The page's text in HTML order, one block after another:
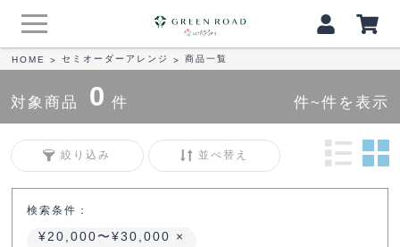
HOME > セミオーダーアレンジ > 商品一覧
対象商品 0 件 件~件を表示
絞り込み 並べ替え
検索条件：
¥20,000〜¥30,000